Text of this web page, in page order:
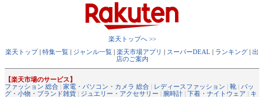
楽天トップへ >>
楽天トップ| 特集一覧 | ジャンル一覧 | 楽天市場アプリ | スーパーDEAL | ランキング | 出
店のご案内
【楽天市場のサービス】
ファッション 総合 | 家電・パソコン・カメラ 総合 | レディースファッション | 靴 | バッ
グ・小物・ブランド雑貨 | ジュエリー・アクセサリー | 腕時計 | 下着・ナイトウェア | キ